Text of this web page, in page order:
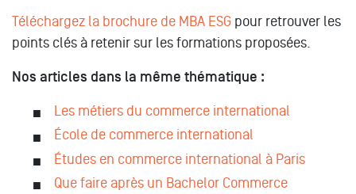
Téléchargez la brochure de MBA ESG pour retrouver les
points clés à retenir sur les formations proposées.
Nos articles dans la même thématique :
Les métiers du commerce international
École de commerce international
Études en commerce international à Paris
Que faire après un Bachelor Commerce